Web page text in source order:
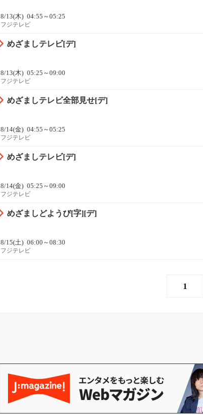
8/13(木) 04:55～05:25
フジテレビ
めざましテレビ[デ]
8/13(木) 05:25～09:00
フジテレビ
めざましテレビ全部見せ[デ]
8/14(金) 04:55～05:25
フジテレビ
めざましテレビ[デ]
8/14(金) 05:25～09:00
フジテレビ
めざましどようび[字][デ]
8/15(土) 06:00～08:30
フジテレビ
1